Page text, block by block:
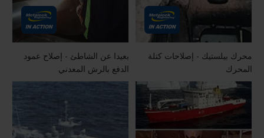
محرك بيلستيك - إصلاحات كتلة
المحرك
بعيدا عن الشاطئ - إصلاح عمود
الدفع بالرش المعدني